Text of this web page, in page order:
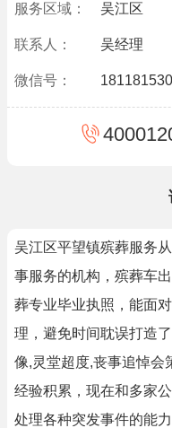
服务区域： 吴江区
联系人： 吴经理
微信号：
吴江区平望镇殡葬服务
事服务的机构，殡葬车
葬专业毕业执照，能面
理，避免时间耽误打造
像,灵堂超度,丧事追悼会
经验积累，现在和多家
处理各种突发事件的能